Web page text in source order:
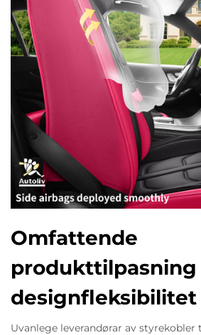
Omfattende
produkttilpasning
designfleksibilitet
Uvanlege leverandørar av